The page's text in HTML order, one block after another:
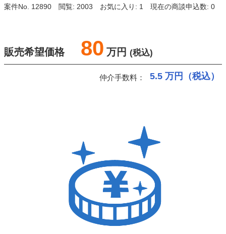
案件No. 12890 閲覧: 2003 お気に入り: 1 現在の商談申込数: 0
販売希望価格 80 万円 (税込)
仲介手数料： 5.5 万円（税込）